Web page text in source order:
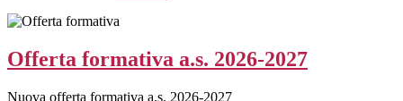
Offerta formativa a.s. 2026-2027
Nuova offerta formativa a.s. 2026-2027